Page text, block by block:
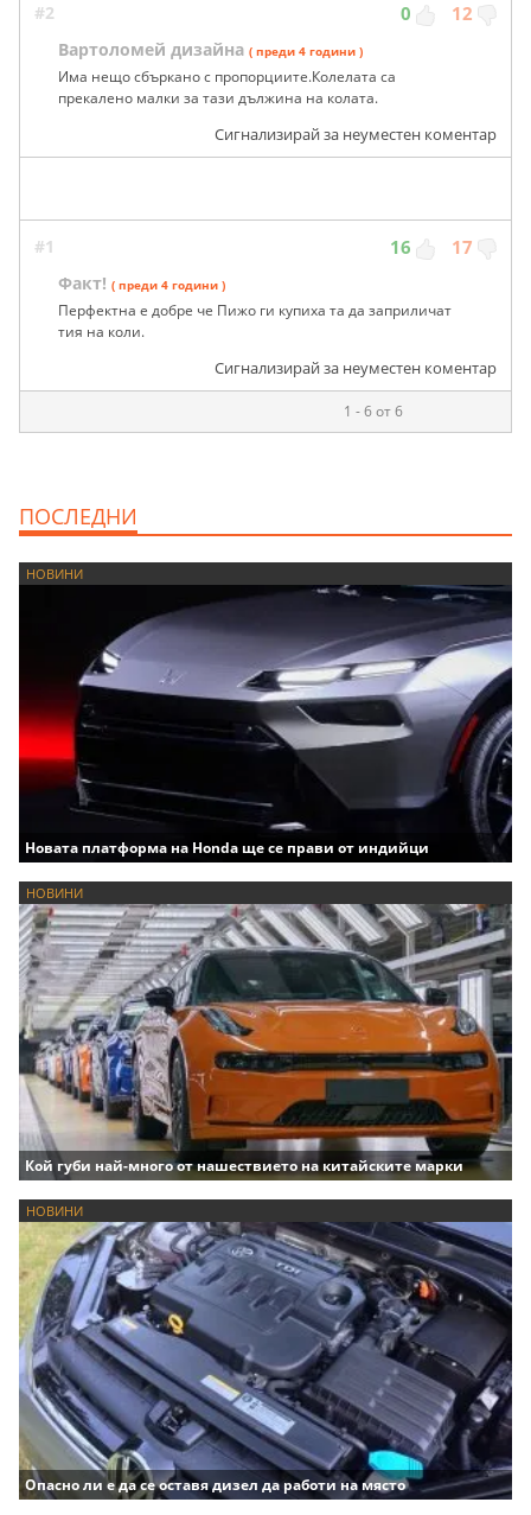
#2 0 12
Вартоломей дизайна ( преди 4 години )
Има нещо сбъркано с пропорциите.Колелата са
прекалено малки за тази дължина на колата.
Сигнализирай за неуместен коментар
#1 16 17
Факт! ( преди 4 години )
Перфектна е добре че Пижо ги купиха та да заприличат
тия на коли.
Сигнализирай за неуместен коментар
1 - 6 от 6
ПОСЛЕДНИ
НОВИНИ
Новата платформа на Honda ще се прави от индийци
НОВИНИ
Кой губи най-много от нашествието на китайските марки
НОВИНИ
Опасно ли е да се оставя дизел да работи на място